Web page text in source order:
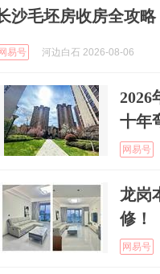
沙毛坯房收房全攻
网易号 河边白石 2026-08-06
2026
十年
网易号
龙岗
修！
网易号